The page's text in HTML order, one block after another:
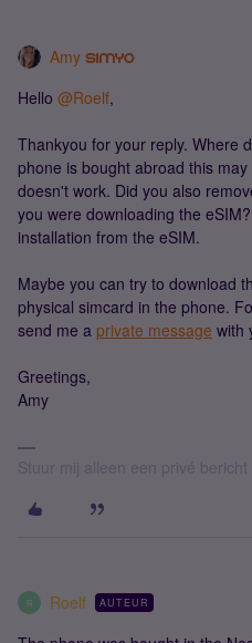
Amy
Hello ​ @Roelf,
Thankyou for your reply. Where
phone is bought abroad this
doesn't work. Did you also
you were downloading the
installation from the eSIM.
Maybe you can try to download
physical simcard in the phone.
send me a private message with
Greetings,
Amy
Stuur mij alleen een privé
R Roelf AUTEUR